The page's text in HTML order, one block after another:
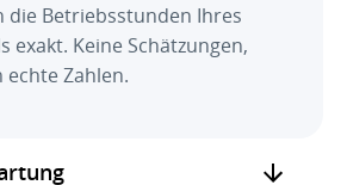
die Betriebsstunden Ihres
exakt. Keine Schätzungen,
echte Zahlen.